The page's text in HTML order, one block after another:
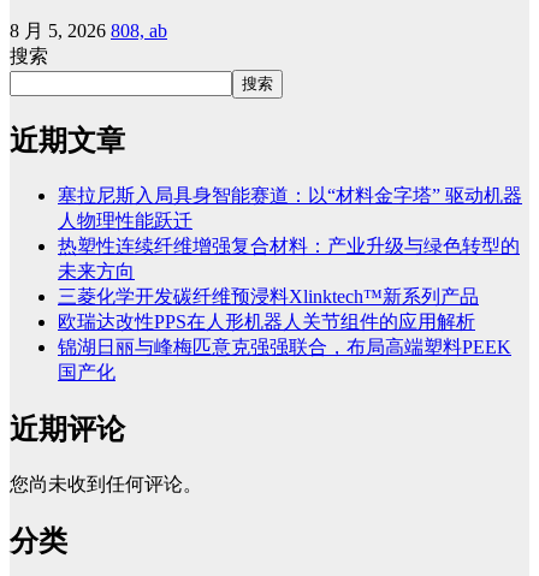
8 月 5, 2026 808, ab
搜索
搜索
近期文章
塞拉尼斯入局具身智能赛道：以“材料金字塔” 驱动机器
人物理性能跃迁
热塑性连续纤维增强复合材料：产业升级与绿色转型的
未来方向
三菱化学开发碳纤维预浸料Xlinktech™新系列产品
欧瑞达改性PPS在人形机器人关节组件的应用解析
锦湖日丽与峰梅匹意克强强联合，布局高端塑料PEEK
国产化
近期评论
您尚未收到任何评论。
分类